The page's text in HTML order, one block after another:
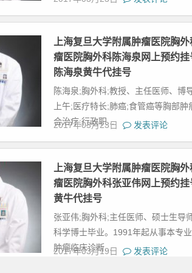
上海复旦大学附属肿瘤医院胸
瘤医院胸外科陈海泉网上预约
陈海泉黄牛代挂号
陈海泉;胸外科;教授、主任医师、博
上午;医疗特长;肺癌;食管癌等胸部
合治疗;行政职...
2017年03月23日 发表评论
上海复旦大学附属肿瘤医院胸
瘤医院胸外科张亚伟网上预约
黄牛代挂号
张亚伟;胸外科;主任医师、硕士生导
科学博士毕业。1991年起从事本专
肿瘤临床诊断...
2017年03月19日 发表评论